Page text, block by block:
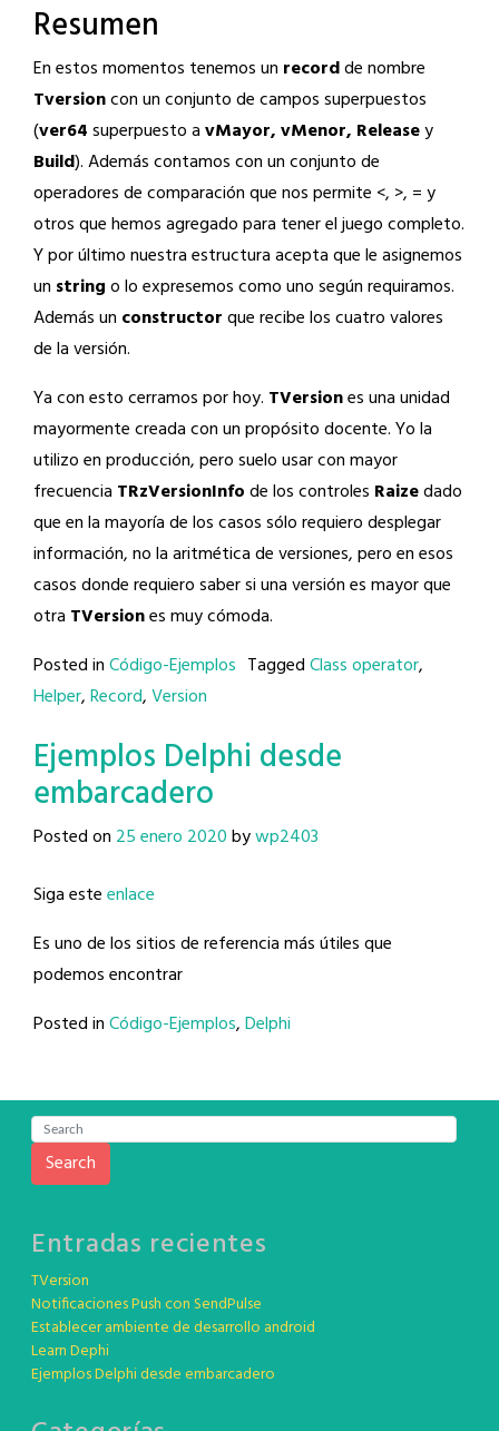
Resumen
En estos momentos tenemos un recordde nombre
Tversioncon un conjunto de campos superpuestos
(ver64superpuesto avMayor, vMenor, Releasey
Build). Además contamos con un conjunto de
operadores de comparación que nos permite <, >, = y
otros que hemos agregado para tener el juego completo.
Y por último nuestra estructura acepta que le asignemos
un stringo lo expresemos como uno según requiramos.
Además un constructorque recibe los cuatro valores
de la versión.
Ya con esto cerramos por hoy. TVersiones una unidad
mayormente creada con un propósito docente. Yo la
utilizo en producción, pero suelo usar con mayor
frecuencia TRzVersionInfode los controles Raizedado
que en la mayoría de los casos sólo requiero desplegar
información, no la aritmética de versiones, pero en esos
casos donde requiero saber si una versión es mayor que
otra TVersiones muy cómoda.
Posted inCódigo-Ejemplos TaggedClass operator,
Helper,Record,Version
Ejemplos Delphi desde
embarcadero
Posted on 25 enero 2020bywp2403
Siga esteenlace
Es uno de los sitios de referencia más útiles que
podemos encontrar
Posted inCódigo-Ejemplos,Delphi
Search
Entradas recientes
TVersion
Notificaciones Push con SendPulse
Establecer ambiente de desarrollo android
Learn Dephi
Ejemplos Delphi desde embarcadero